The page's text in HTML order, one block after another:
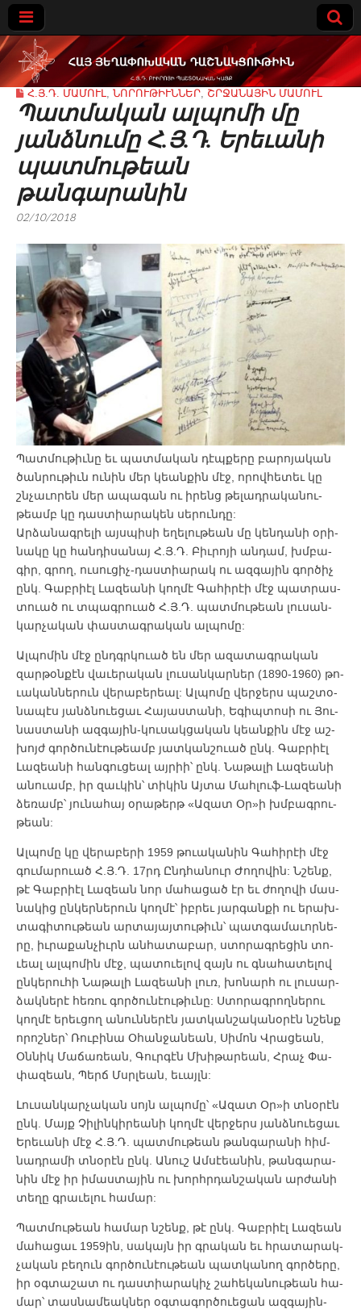
Հայ
Յեղափոխակա
ն
Դաշնակցութիւ
ն
Հ.Յ.Դ. ՄԱՄՈՒԼ, ՆՈՐՈՒԹԻՒՆՆԵՐ, ՇՐՋԱՆԱՅԻՆ ՄԱՄՈՒԼ
Պատմական ալպոմի մը
յանձնումը Հ.Յ.Դ. Երեւանի
պատմութեան
թանգարանին
02/10/2018
Պատ­մու­թիւ­նը եւ պատ­մա­կան դէպ­քե­րը բա­րո­յա­կան
ծան­րու­թիւն ու­նին մեր կեան­քին մէջ, ո­րով­հե­տեւ կը
շնչա­ւո­րեն մեր ա­պա­գան ու ի­րենց թե­լադ­րա­կա­նու­
թեամբ կը դաս­տիա­րա­կեն սե­րուն­դը:
Ար­ձա­նագ­րե­լի այս­պի­սի ե­ղե­լու­թեան մը կեն­դա­նի օ­րի­
նա­կը կը հան­դի­սա­նայ Հ.Յ.Դ. Բիւ­րո­յի ան­դամ, խմբա­
գիր, գրող, ու­սու­ցիչ-դաս­տիա­րակ ու ազ­գա­յին գոր­ծիչ
ընկ. Գաբ­րիէլ ­Լա­զեա­նի կող­մէ ­Գա­հի­րէի մէջ պատ­րաս­
տո­ւած ու տպագ­րո­ւած Հ.Յ.Դ. պատ­մու­թեան լու­սան­
կար­չա­կան փաս­տագ­րա­կան ալ­պո­մը:
Ալ­պո­մին մէջ ընդգր­կո­ւած են մեր ա­զա­տագ­րա­կան
զար­թօն­քէն վա­ւե­րա­կան լու­սան­կար­ներ (1890-1960) թո­
ւա­կան­նե­րուն վե­րա­բե­րեալ: Ալ­պո­մը վեր­ջերս պաշ­տօ­
նա­պէս յանձ­նո­ւե­ցաւ ­Հա­յաս­տա­նի, Ե­գիպ­տո­սի ու ­Յու­
նաս­տա­նի ազ­գա­յին-կու­սակ­ցա­կան կեան­քին մէջ աշ­
խոյժ գոր­ծու­նէու­թեամբ յատ­կան­շո­ւած ընկ. ­Գաբ­րիէլ
Լա­զեա­նի հան­գու­ցեալ այ­րիի՝ ընկ. ­Նա­թա­լի ­Լա­զեա­նի
ա­նո­ւամբ, իր զաւ­կին՝ տի­կին Այ­տա ­Մահ­լուֆ-­Լա­զեա­նի
ձե­ռամբ՝ յու­նա­հայ օ­րա­թերթ «Ա­զատ Օր»ի խմբագ­րու­
թեան:
Ալ­պո­մը կը վե­րա­բե­րի 1959 թո­ւա­կա­նին ­Գա­հի­րէի մէջ
գու­մա­րո­ւած Հ.Յ.Դ. 17րդ Ընդ­հա­նուր ­Ժո­ղո­վին: Ն­շենք,
թէ ­Գաբ­րիէլ ­Լա­զեան նոր մա­հա­ցած էր եւ ժո­ղո­վի մաս­
նա­կից ըն­կեր­նե­րուն կող­մէ՝ իբ­րեւ յար­գան­քի ու ե­րախ­
տա­գի­տու­թեան ար­տա­յայ­տու­թիւն՝ պատ­գա­մա­ւոր­նե­
րը, իւ­րա­քան­չիւրն ան­հա­տա­բար, ստո­րագ­րե­ցին տո­
ւեալ ալ­պո­մին մէջ, պա­տո­ւե­լով զայն ու գնա­հա­տե­լով
ըն­կե­րու­հի ­Նա­թա­լի ­Լա­զեա­նի լուռ, խո­նարհ ու լու­սար­
ձակ­նե­րէ հե­ռու գոր­ծու­նէու­թիւ­նը: Ս­տո­րագ­րող­նե­րու
կող­մէ ե­րեւ­ցող ա­նուն­նե­րէն յատ­կան­շա­կա­նօ­րէն նշենք
ո­րոշ­ներ՝ ­Ռու­բի­նա Օ­հան­ջա­նեան, Սի­մոն Վ­րա­ցեան,
Օն­նիկ ­Մա­ճա­ռեան, ­Գուր­գէն Մ­խի­թա­րեան, Հ­րաչ ­Փա­
փա­զեան, ­Պերճ Մսր­լեան, ե­ւայլն:
Լու­սան­կար­չա­կան սոյն ալ­պո­մը՝ «Ա­զատ Օր»ի տնօ­րէն
ընկ. ­Մայք ­Չի­լին­կի­րեա­նի կող­մէ վեր­ջերս յանձ­նո­ւե­ցաւ
Ե­րե­ւա­նի մէջ Հ.Յ.Դ. պատ­մու­թեան թան­գա­րա­նի հիմ­
նադ­րա­մի տնօ­րէն ընկ. Ա­նուշ Ամ­սէեա­նին, թան­գա­րա­
նին մէջ իր ի­մաս­տա­յին ու խորհր­դան­շա­կան ար­ժա­նի
տե­ղը գրա­ւե­լու հա­մար:
Պատ­մու­թեան հա­մար նշենք, թէ ընկ. ­Գաբ­րիէլ ­Լա­զեան
մա­հա­ցաւ 1959ին, սա­կայն իր գրա­կան եւ հրա­տա­րակ­
չա­կան բե­ղուն գոր­ծու­նէու­թեան պատ­կա­նող գոր­ծե­րը,
իր օգ­տա­շատ ու դաս­տիա­րա­կիչ շա­հե­կա­նու­թեան հա­
մար՝ տաս­նա­մեակ­ներ օգ­տա­գոր­ծո­ւե­ցան ազ­գա­յին-